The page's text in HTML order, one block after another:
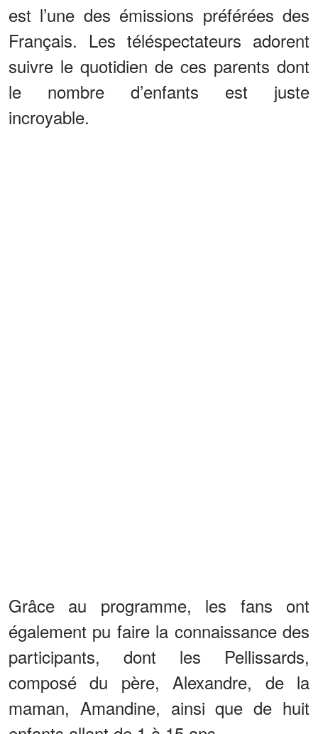
est l’une des émissions préférées des
Français. Les téléspectateurs adorent
suivre le quotidien de ces parents dont
le nombre d’enfants est juste
incroyable.
Grâce au programme, les fans ont
également pu faire la connaissance des
participants, dont les Pellissards,
composé du père, Alexandre, de la
maman, Amandine, ainsi que de huit